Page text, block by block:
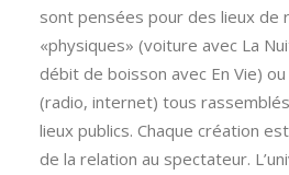
sont pensées pour des lieux de
«physiques» (voiture avec La
débit de boisson avec En Vie)
(radio, internet) tous
lieux publics. Chaque création
de la relation au spectateur.